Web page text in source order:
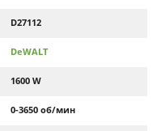
D27112
DeWALT
1600 W
0-3650 об/мин